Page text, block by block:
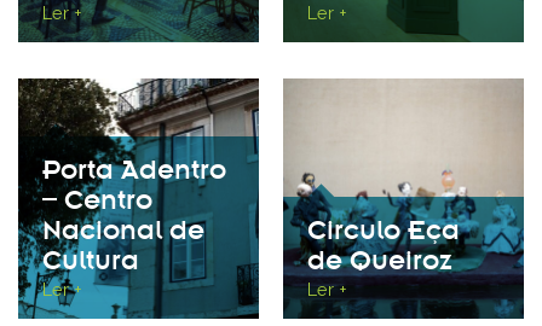
Ler + Ler +
Porta Adentro
– Centro
Nacional de
Cultura
Ler +
Circulo Eça
de Queiroz
Ler +